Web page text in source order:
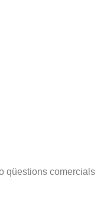
qüestions comercials